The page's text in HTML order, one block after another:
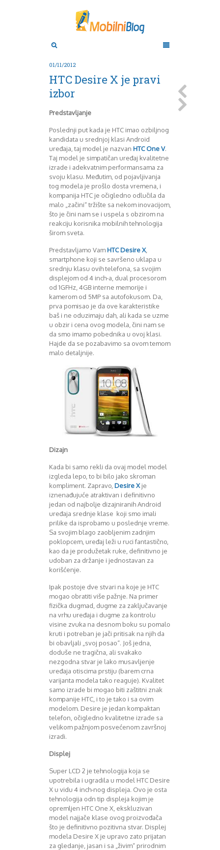
Android
BlackBerry
Lenovo
LG
Motorola
Nokia
Pitamo stručnjake
Prikaz modela
Samsung
Sony
Zanimljivosti
Novembar 2011
Februar 2012
Juli 2012
August 2012
Septembar 2012
Oktobar 2012
Novembar 2012
Decembar 2012
Januar 2013
Februar 2013
Mart 2013
Juli 2013
August 2013
Oktobar 2013
Novembar 2013
Januar 2014
Februar 2014
Septembar 2014
Oktobar 2014
April 2015
Maj 2015
Juni 2015
Juli 2015
August 2015
Septembar 2015
Oktobar 2015
Januar 2016
Mart 2016
April 2016
Maj 2016
Juni 2016
August 2016
Septembar 2016
Oktobar 2016
Novembar 2016
Decembar 2016
Januar 2017
Februar 2017
Juni 2017
August 2017
Oktobar 2017
Novembar 2017
Decembar 2017
Februar 2018
01/11/2012
HTC Desire X je pravi
izbor
Predstavljanje
Poslednji put kada je HTC imao ozbiljnog
kandidata u srednjoj klasi Android
uređaja, taj model je nazvan HTC One V.
Taj model je simpatičan uređaj kvalitetne
izrade i adekvatnim performansama za
svoju klasu. Međutim, od pojavljivanja
tog modela je prošlo dosta vremena, i
kompanija HTC je očigledno odlučila da
malo „začini“ tržište sa nekom inovacijom,
što je čini nam se i uspela s obzirom na
reakciju korisnika mobilnih tehnologija
širom sveta.
Predstavljamo VamHTC Desire X,
smartphone koji se savršeno uklapa u
srednju klasu ovih telefona, sa svojim
displejom od 4 inch-a, dual procesorom
od 1GFHz, 4GB interne memorije i
kamerom od 5MP sa autofokusom. Da,
prva pomisao je da ove karakteristike
baš i ne oduzimaju dah, ali kada se uzme
u obzir i cena ovog modela, čini nam se
da smo imamo pobednika u ovoj klasi.
Hajde da se pozabavimo sa ovom temom
malo detaljnije.
Dizajn
Kada bi samo rekli da ovaj model model
izgleda lepo, to bi bilo jako skroman
kompliment. Zapravo, Desire Xje
iznenađujuće atraktivan i definitivno
jedan od najbolje dizajniranih Android
uređaja srednje klase koji smo imali
prilike da isprobamo u poslednje vreme.
Sa svojim blago zaobljenim zadnjim
poklopcem, uređaj leži u ruci fantastično,
kao da je produžetak ruke, definitivno je
udoban za držanje i jednostavan za
korišćenje.
Ipak postoje dve stvari na koje je HTC
mogao obratiti više pažnje. Na primer
fizička dugmad, dugme za zaključavanje
na vrhu uređaja i dugme za kontrolu
visine zvuka na desnom boku su pomalo
kruti i potreban je jači pritisak na njih da
bi obavljali „svoj posao“. Još jedna,
doduše ne tragična, ali svakako
nezgodna stvar je lako musavljenje
uređaja otiscima prstiju (barem crna
varijanta modela tako reaguje). Kvalitet
samo izrade bi mogao biti zaštitni znak
kompanije HTC, i to je tako i sa ovim
modelom. Desire je jedan kompaktan
telefon, očigledno kvalitetne izrade sa
velikom pažnjom posvećenom završnoj
izradi.
Displej
Super LCD 2 je tehnologija koja se
upotrebila i ugradila u model HTC Desire
X u vidu 4 inch-nog displeja. Ovo je osta
tehnologija odn tip displeja kojim je
opremljen HTC One X, ekskluzivan
model najjače klase ovog proizvođača
što je definitivno pozitivna stvar. Displej
modela Desire X je upravo zato prijatan
za gledanje, jasan i sa „živim“ prirodnim